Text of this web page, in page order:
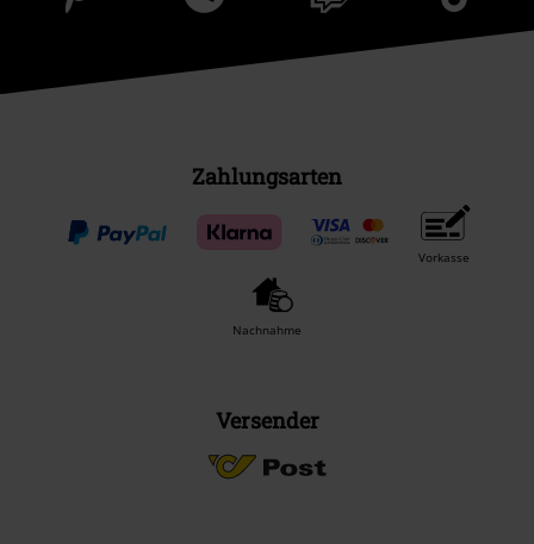
Zahlungsarten
Vorkasse
Nachnahme
Versender